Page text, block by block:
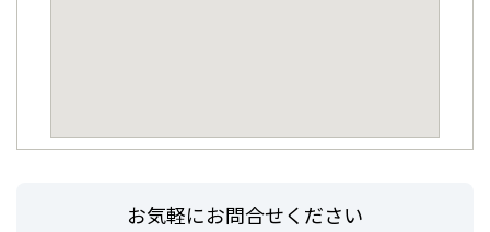
お気軽にお問合せください